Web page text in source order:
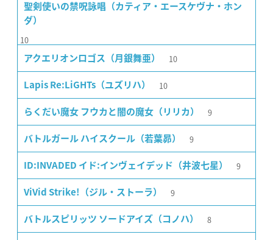
聖剣使いの禁呪詠唱（カティア・エースケヴナ・ホン
ダ）
10
アクエリオンロゴス（月銀舞亜） 10
Lapis Re:LiGHTs（ユズリハ） 10
らくだい魔女 フウカと闇の魔女（リリカ） 9
バトルガール ハイスクール（若葉昴） 9
ID:INVADED イド:インヴェイデッド（井波七星） 9
ViVid Strike!（ジル・ストーラ） 9
バトルスピリッツ ソードアイズ（コノハ） 8